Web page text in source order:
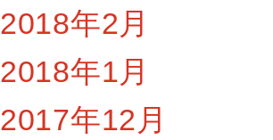
2018年2月
2018年1月
2017年12月